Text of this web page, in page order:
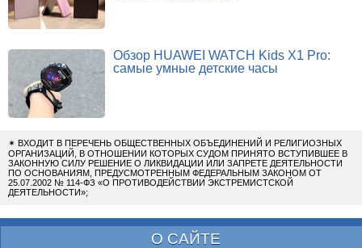
Обзор HUAWEI WATCH Kids X1 Pro:
самые умные детские часы
✴ ВХОДИТ В ПЕРЕЧЕНЬ ОБЩЕСТВЕННЫХ ОБЪЕДИНЕНИЙ И РЕЛИГИОЗНЫХ
ОРГАНИЗАЦИЙ, В ОТНОШЕНИИ КОТОРЫХ СУДОМ ПРИНЯТО ВСТУПИВШЕЕ В
ЗАКОННУЮ СИЛУ РЕШЕНИЕ О ЛИКВИДАЦИИ ИЛИ ЗАПРЕТЕ ДЕЯТЕЛЬНОСТИ
ПО ОСНОВАНИЯМ, ПРЕДУСМОТРЕННЫМ ФЕДЕРАЛЬНЫМ ЗАКОНОМ ОТ
25.07.2002 № 114-ФЗ «О ПРОТИВОДЕЙСТВИИ ЭКСТРЕМИСТСКОЙ
ДЕЯТЕЛЬНОСТИ»;
О САЙТЕ